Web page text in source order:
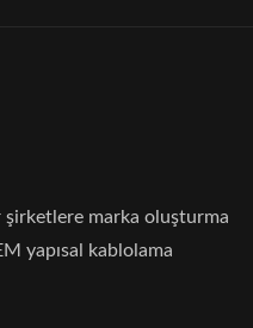
şirketlere marka oluşturma
yapısal kablolama